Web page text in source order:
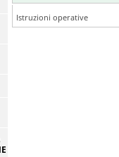
Istruzioni operative